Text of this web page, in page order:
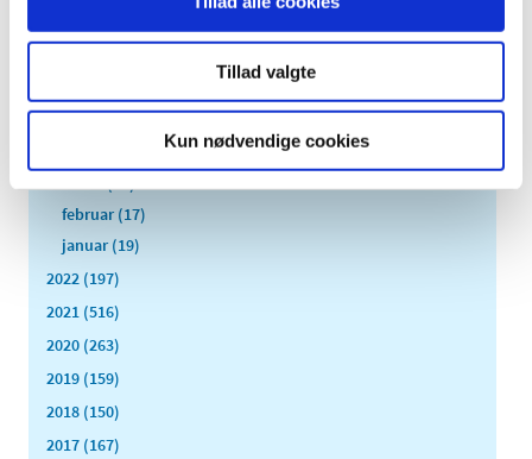
Tillad valgte
Kun nødvendige cookies
august (11)
februar (17)
januar (19)
2022 (197)
2021 (516)
2020 (263)
2019 (159)
2018 (150)
2017 (167)